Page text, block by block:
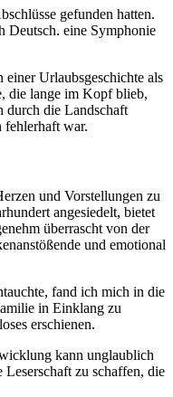
gefunden hatten.
Deutsch. eine Symphonie
Urlaubsgeschichte als
die lange im Kopf blieb,
durch die Landschaft
fehlerhaft war.
und Vorstellungen zu
angesiedelt, bietet
überrascht von der
und emotional
fand ich mich in die
in Einklang zu
erschienen.
kann unglaublich
zu schaffen, die